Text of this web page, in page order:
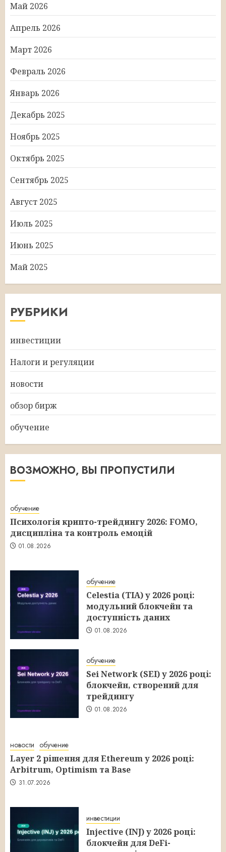
Май 2026
Апрель 2026
Март 2026
Февраль 2026
Январь 2026
Декабрь 2025
Ноябрь 2025
Октябрь 2025
Сентябрь 2025
Август 2025
Июль 2025
Июнь 2025
Май 2025
РУБРИКИ
инвестиции
Налоги и регуляции
новости
обзор бирж
обучение
ВОЗМОЖНО, ВЫ ПРОПУСТИЛИ
обучение
Психологія крипто-трейдингу 2026: FOMO,
дисципліна та контроль емоцій
01.08.2026
обучение
Celestia (TIA) у 2026 році:
модульний блокчейн та
доступність даних
01.08.2026
обучение
Sei Network (SEI) у 2026 році:
блокчейн, створений для
трейдингу
01.08.2026
новости обучение
Layer 2 рішення для Ethereum у 2026 році:
Arbitrum, Optimism та Base
31.07.2026
инвестиции
Injective (INJ) у 2026 році:
блокчейн для DeFi-